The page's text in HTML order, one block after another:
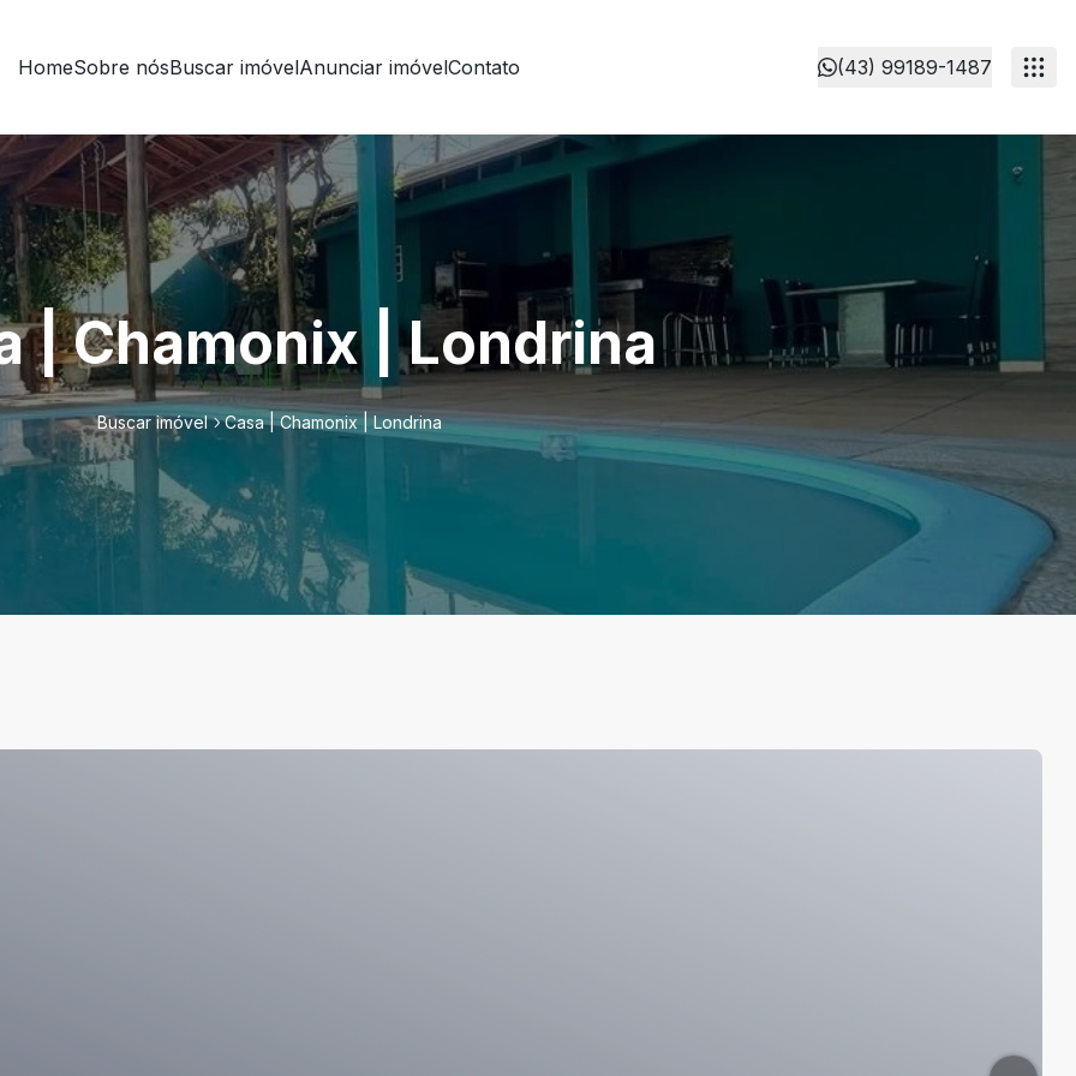
HomeSobre nósBuscar imóvelAnunciar imóvelContato (43) 99189-1487
| Chamonix | Londrina
Buscar imóvel Casa | Chamonix | Londrina